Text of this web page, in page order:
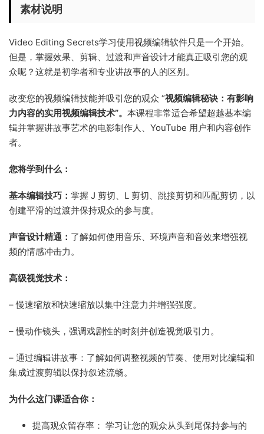
素材说明
Video Editing Secrets学习使用视频编辑软件只是一个开始。
但是，掌握效果、剪辑、过渡和声音设计才能真正吸引您的观
众呢？这就是初学者和专业讲故事的人的区别。
改变您的视频编辑技能并吸引您的观众 “视频编辑秘诀：有影响
力内容的实用视频编辑技术”。 本课程非常适合希望超越基本编
辑并掌握讲故事艺术的电影制作人、YouTube 用户和内容创作
者。
您将学到什么：
基本编辑技巧： 掌握 J 剪切、L 剪切、跳接剪切和匹配剪切，以
创建平滑的过渡并保持观众的参与度。
声音设计精通： 了解如何使用音乐、环境声音和音效来增强视
频的情感冲击力。
高级视觉技术：
– 慢速缩放和快速缩放以集中注意力并增强强度。
– 慢动作镜头，强调戏剧性的时刻并创造视觉吸引力。
– 通过编辑讲故事：了解如何调整视频的节奏、使用对比编辑和
集成过渡剪辑以保持叙述流畅。
为什么这门课适合你：
提高观众留存率： 学习让您的观众从头到尾保持参与的